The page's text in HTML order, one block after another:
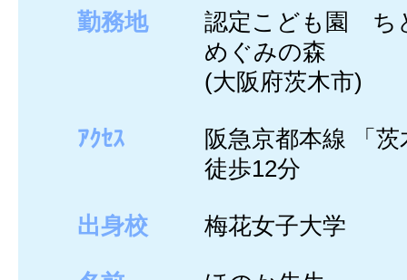
勤務地
認定こども園 ち
めぐみの森
(大阪府茨木市)
ｱｸｾｽ
阪急京都本線 「
徒歩12分
出身校 梅花女子大学